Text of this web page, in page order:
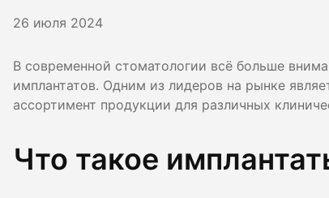
26 июля 2024
В современной стоматологии всё больше
имплантатов. Одним из лидеров на рынке
ассортимент продукции для различных
Что такое